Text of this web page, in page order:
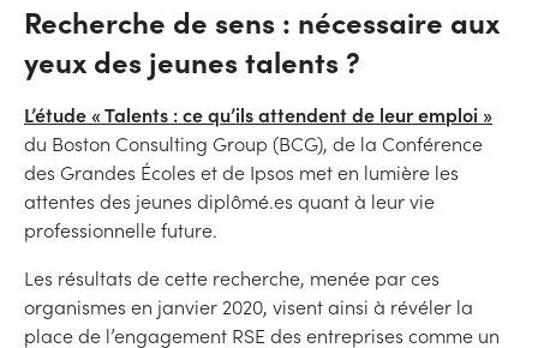
Recherche de sens : nécessaire aux
yeux des jeunes talents ?
L’étude « Talents : ce qu’ils attendent de leur emploi »
du Boston Consulting Group (BCG), de la Conférence
des Grandes Écoles et de Ipsos met en lumière les
attentes des jeunes diplômé.es quant à leur vie
professionnelle future.
Les résultats de cette recherche, menée par ces
organismes en janvier 2020, visent ainsi à révéler la
place de l’engagement RSE des entreprises comme un